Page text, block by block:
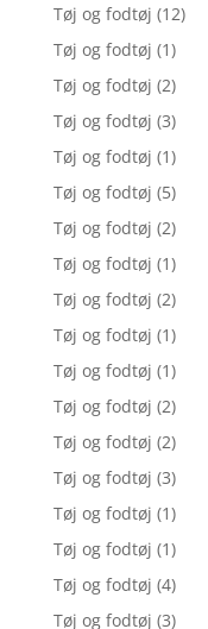
Tøj og fodtøj (12)
Tøj og fodtøj (1)
Tøj og fodtøj (2)
Tøj og fodtøj (3)
Tøj og fodtøj (1)
Tøj og fodtøj (5)
Tøj og fodtøj (2)
Tøj og fodtøj (1)
Tøj og fodtøj (2)
Tøj og fodtøj (1)
Tøj og fodtøj (1)
Tøj og fodtøj (2)
Tøj og fodtøj (2)
Tøj og fodtøj (3)
Tøj og fodtøj (1)
Tøj og fodtøj (1)
Tøj og fodtøj (4)
Tøj og fodtøj (3)